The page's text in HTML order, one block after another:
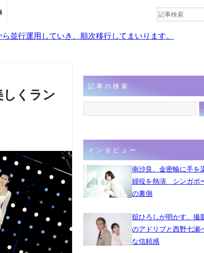
音楽
並行運用していき、順次移行してまいります。
くラン
記事の検索
インタビュー
南沙良、金密輸に手を
婦役を熱演 シンガポ
の裏側
舘ひろしが明かす、撮
のアドリブと西野七瀬
な信頼感